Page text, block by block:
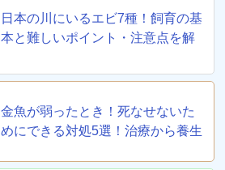
日本の川にいるエビ7種！飼育の基
本と難しいポイント・注意点を解
金魚が弱ったとき！死なせないた
めにできる対処5選！治療から養生